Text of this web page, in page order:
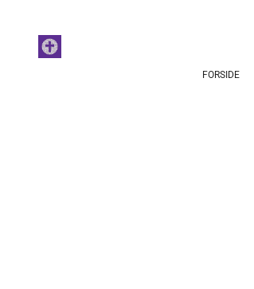
FORSIDE